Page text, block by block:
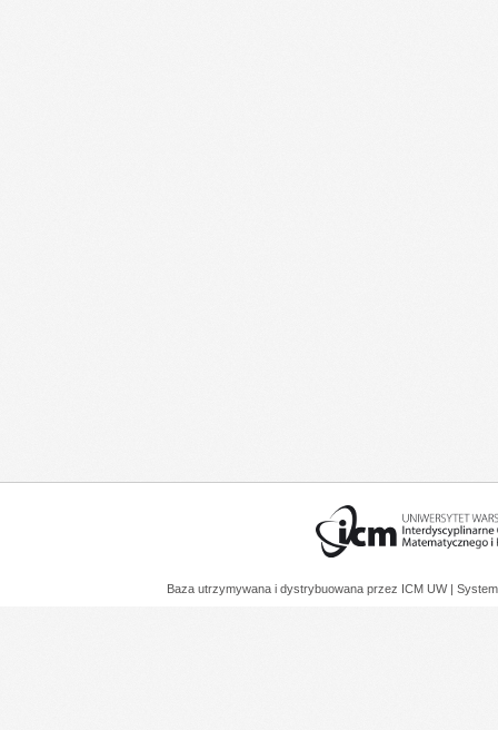
Baza utrzymywana i dystrybuowana przez ICM UW |